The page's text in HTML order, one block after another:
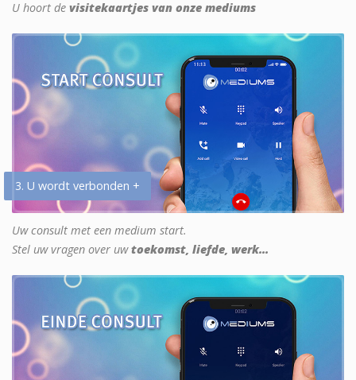
U hoort de visitekaartjes van onze mediums
3. U wordt verbonden +
Uw consult met een medium start.
Stel uw vragen over uwtoekomst, liefde, werk...